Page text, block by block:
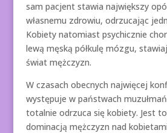
sam pacjent stawia największy
własnemu zdrowiu, odrzucając
Kobiety natomiast psychicznie
lewą męską półkulę mózgu,
świat mężczyzn.
W czasach obecnych najwięcej
występuje w państwach
totalnie odrzuca się kobiety. Jest
dominacją mężczyzn nad